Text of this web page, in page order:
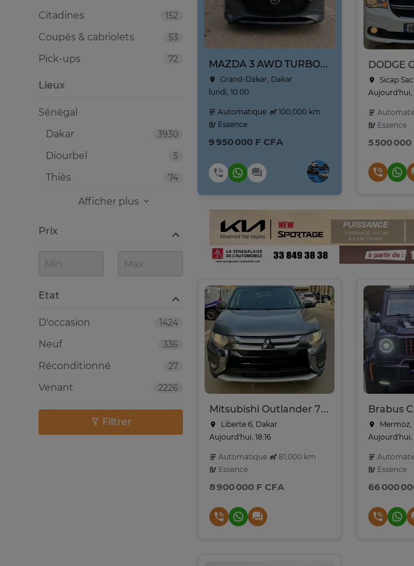
MAZDA 3 AWD TURBO 2021
Grand-Dakar, Dakar
lundi, 10:00
Automatique
100,000 km
Essence
9 950 000 F CFA
Sicap
Aujourd'hui,
Essence
5 500 000
Mitsubishi Outlander 7 places
Liberte 6, Dakar
Aujourd'hui, 18:16
Automatique
81,000 km
Essence
8 900 000 F CFA
Brabus
Mermoz,
Aujourd'hui,
Essence
66 000
Lieux
Sénégal
3930
Dakar
5
Diourbel
74
Thiès
Afficher plus
Prix
Etat
1424
D'occasion
336
Neuf
27
Réconditionné
2226
Venant
152
Citadines
53
Coupés & cabriolets
72
Pick-ups
Filtrer